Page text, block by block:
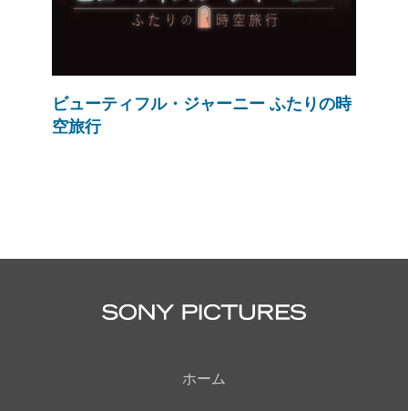
ビューティフル・ジャーニー ふたりの時
空旅行
ホーム